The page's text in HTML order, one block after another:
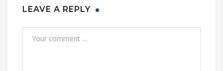
LEAVE A REPLY